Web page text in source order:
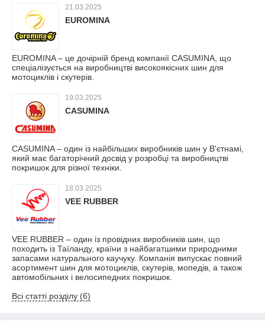
21.03.2025
EUROMINA
EUROMINA – це дочірній бренд компанії CASUMINA, що
спеціалізується на виробництві високоякісних шин для
мотоциклів і скутерів.
19.03.2025
CASUMINA
CASUMINA – один із найбільших виробників шин у В'єтнамі,
який має багаторічний досвід у розробці та виробництві
покришок для різної техніки.
18.03.2025
VEE RUBBER
VEE RUBBER – один із провідних виробників шин, що
походить із Таїланду, країни з найбагатшими природними
запасами натурального каучуку. Компанія випускає повний
асортимент шин для мотоциклів, скутерів, мопедів, а також
автомобільних і велосипедних покришок.
Всі статті розділу (6)